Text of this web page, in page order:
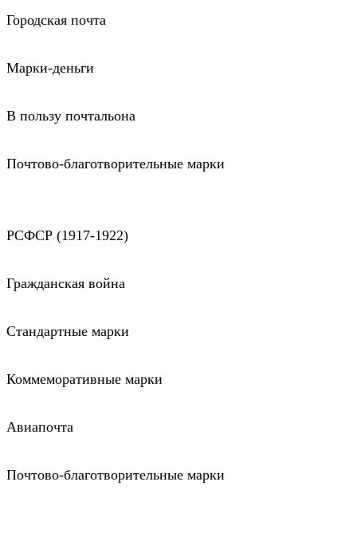
Городская почта
Марки-деньги
В пользу почтальона
Почтово-благотворительные марки
РСФСР (1917-1922)
Гражданская война
Стандартные марки
Коммеморативные марки
Авиапочта
Почтово-благотворительные марки